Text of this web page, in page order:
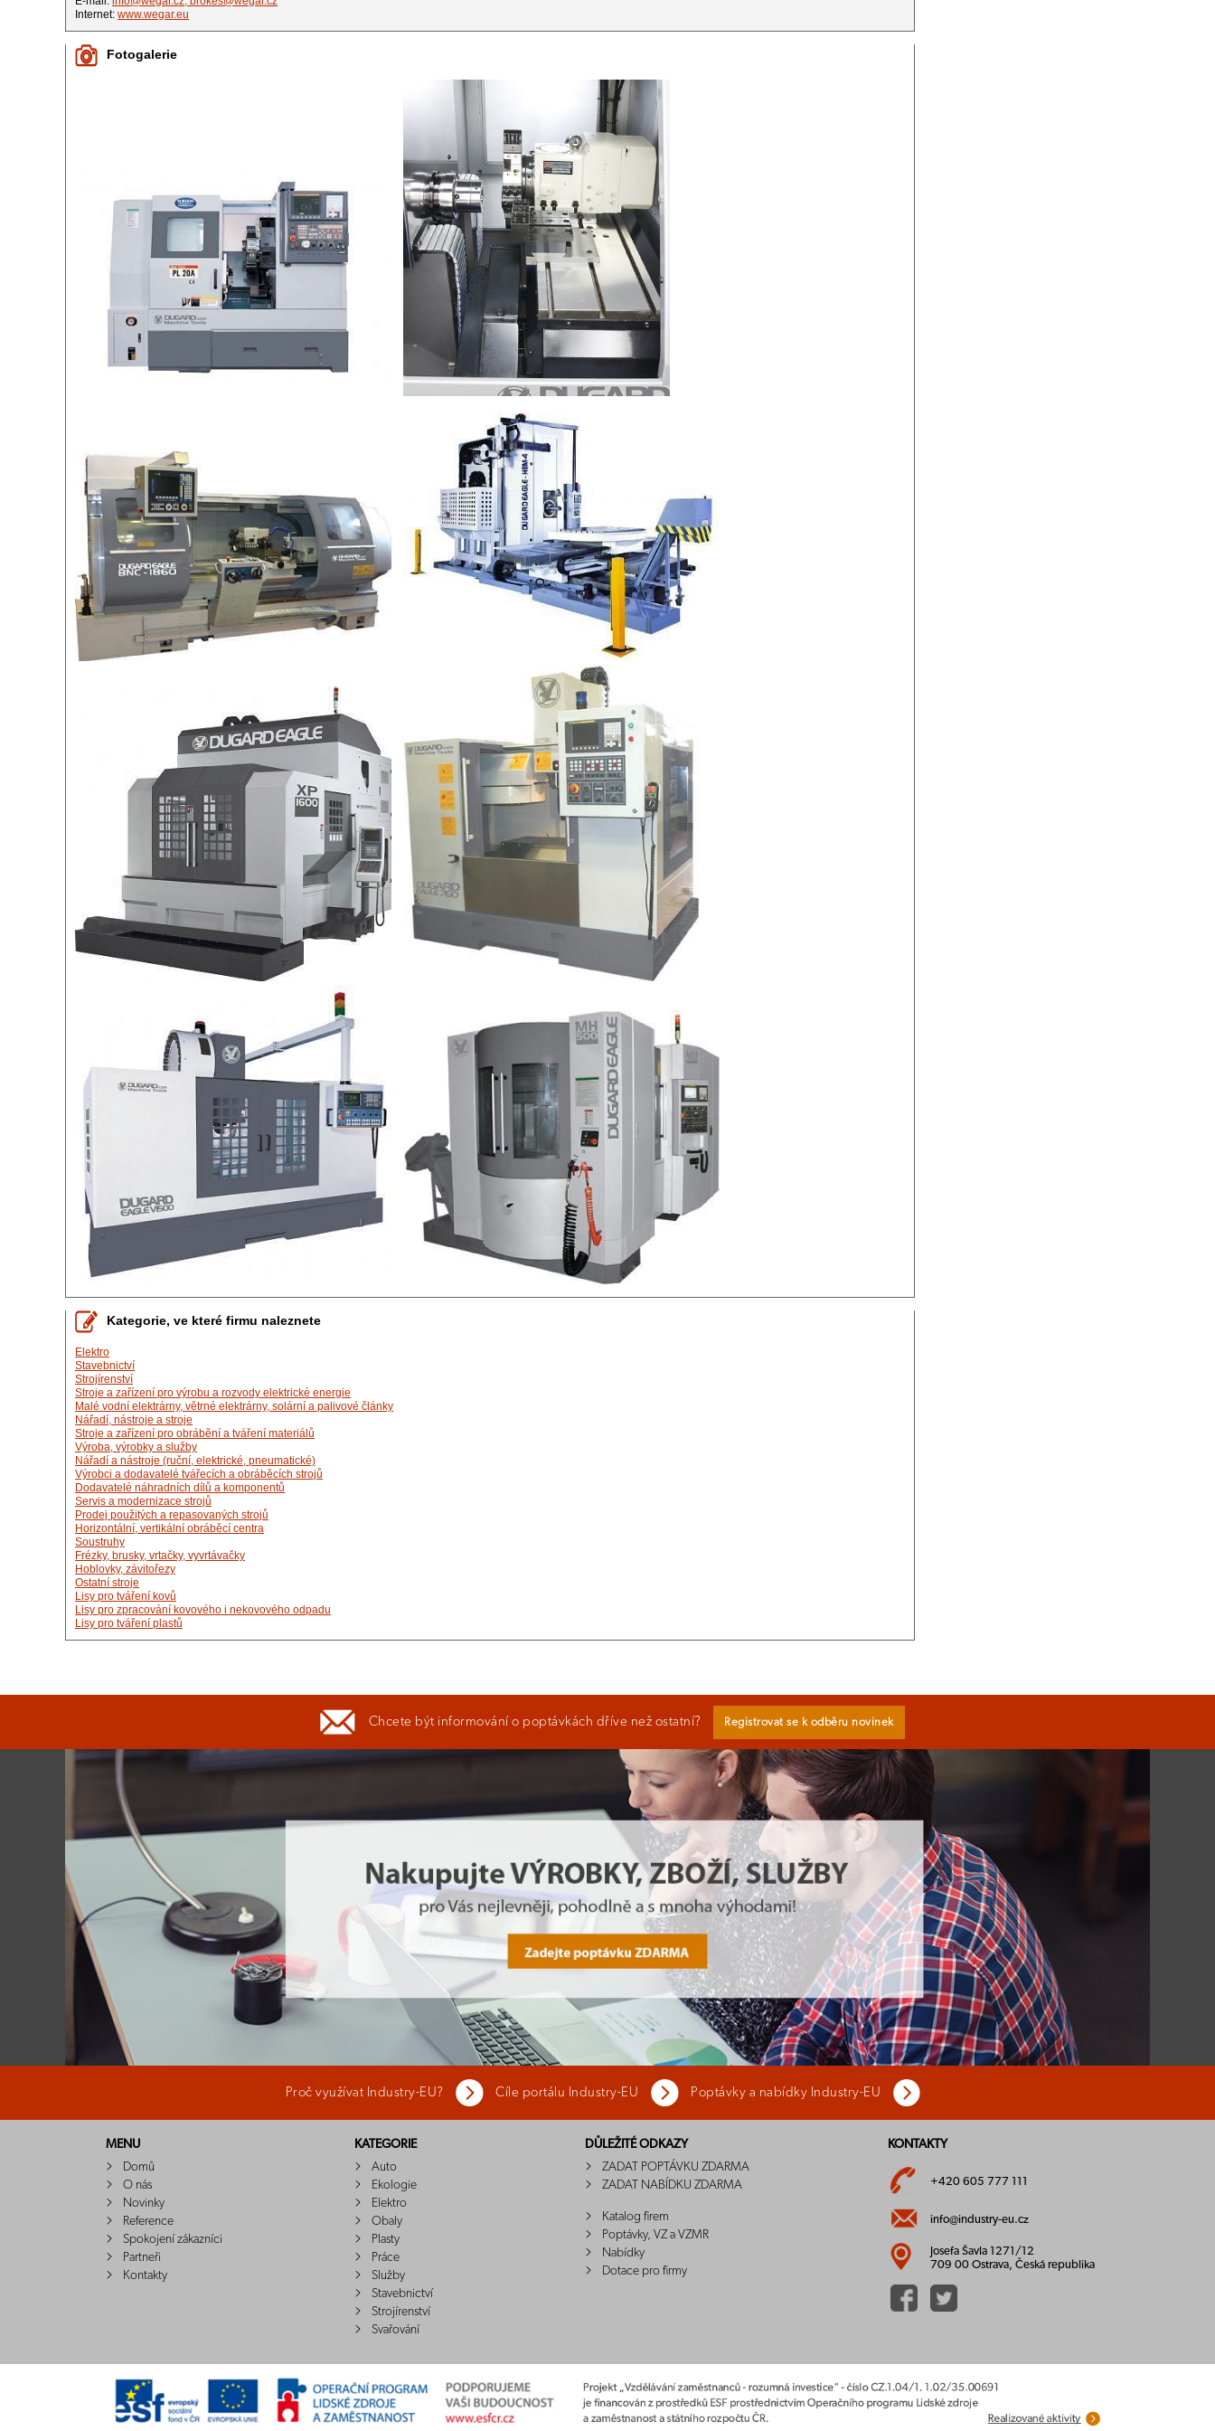
Internet: www.wegar.eu
Fotogalerie
Kategorie, ve které firmu naleznete
Elektro
Stavebnictví
Strojírenství
Stroje a zařízení pro výrobu a rozvody elektrické energie
Malé vodní elektrárny, větrné elektrárny, solární a palivové články
Nářadí, nástroje a stroje
Stroje a zařízení pro obrábění a tváření materiálů
Výroba, výrobky a služby
Nářadí a nástroje (ruční, elektrické, pneumatické)
Výrobci a dodavatelé tvářecích a obráběcích strojů
Dodavatelé náhradních dílů a komponentů
Servis a modernizace strojů
Prodej použitých a repasovaných strojů
Horizontální, vertikální obráběcí centra
Soustruhy
Frézky, brusky, vrtačky, vyvrtávačky
Hoblovky, závitořezy
Ostatní stroje
Lisy pro tváření kovů
Lisy pro zpracování kovového i nekovového odpadu
Lisy pro tváření plastů
Chcete být informování o poptávkách dříve než ostatní? Registrovat se k odběru novinek
Proč využívat Industry-EU? Cíle portálu Industry-EU Poptávky a nabídky Industry-EU
MENU
Domů
O nás
Novinky
Reference
Spokojení zákazníci
Partneři
Kontakty
KATEGORIE
Auto
Ekologie
Elektro
Obaly
Plasty
Práce
Služby
Stavebnictví
Strojírenství
Svařování
DŮLEŽITÉ ODKAZY
ZADAT POPTÁVKU ZDARMA
ZADAT NABÍDKU ZDARMA
Katalog firem
Poptávky, VZ a VZMR
Nabídky
Dotace pro firmy
KONTAKTY
+420 605 777 111
info@industry-eu.cz
Josefa Šavla 1271/12
709 00 Ostrava, Česká republika